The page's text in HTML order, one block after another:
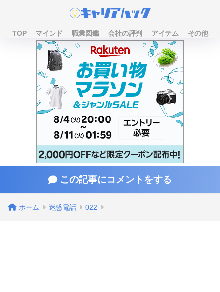
TOP マインド 職業図鑑 会社の評判 アイテム その他
この記事にコメントをする
ホーム 迷惑電話 022